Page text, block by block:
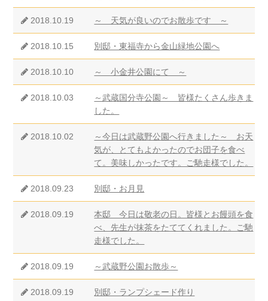
2018.10.19 ～ 天気が良いのでお散歩です ～
2018.10.15 別邸・東福寺から金山緑地公園へ
2018.10.10 ～ 小金井公園にて ～
2018.10.03
～武蔵国分寺公園～ 皆様たくさん歩きま
した。
2018.10.02
～今日は武蔵野公園へ行きました～ お天
気が、とてもよかったのでお団子を食べ
て。美味しかったです。ご馳走様でした。
2018.09.23 別邸・お月見
2018.09.19
本邸 今日は敬老の日。皆様とお饅頭を食
べ、先生が抹茶をたててくれました。ご馳
走様でした。
2018.09.19 ～武蔵野公園お散歩～
2018.09.19 別邸・ランプシェード作り